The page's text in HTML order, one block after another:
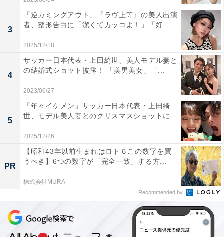
3
「逆カミングアウト」『ラヴ上等』の美人出演
者、整形告白に「潔くてカッコよ！」「好...
2025/12/18
4
サッカー日本代表・上田綺世、美人モデル妻と
の結婚式ショット披露！ 「美男美女」「...
2023/06/27
5
「年々イケメン」サッカー日本代表・上田綺
世、モデル美人妻とのクリスマスショットに...
2025/12/26
PR
【昭和43年以前生まれはロト６この数字を買
うべき】6つの数字が「完全一致」する方...
株式会社MURA
Recommended by